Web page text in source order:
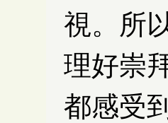
視。所
理好崇
都感受